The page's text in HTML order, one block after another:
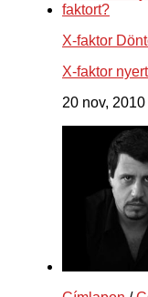
X-faktor
X-faktor
20 nov, 2010